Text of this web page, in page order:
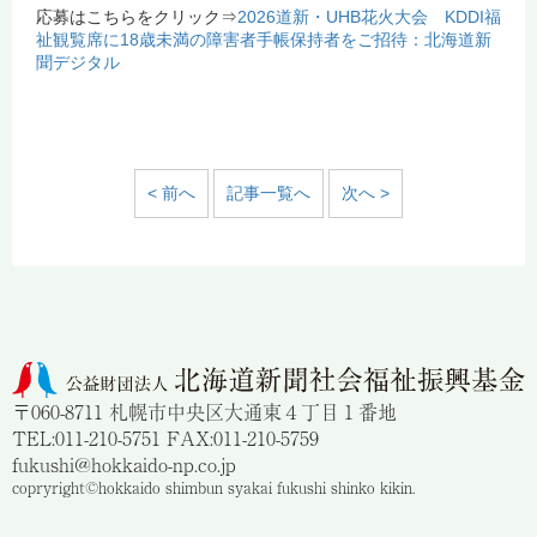
応募はこちらをクリック⇒2026道新・UHB花火大会 KDDI福
祉観覧席に18歳未満の障害者手帳保持者をご招待：北海道新
聞デジタル
< 前へ 記事一覧へ 次へ >
〒060-8711 札幌市中央区大通東４丁目１番地
TEL:011-210-5751 FAX:011-210-5759
fukushi@hokkaido-np.co.jp
copryright©hokkaido shimbun syakai fukushi shinko kikin.